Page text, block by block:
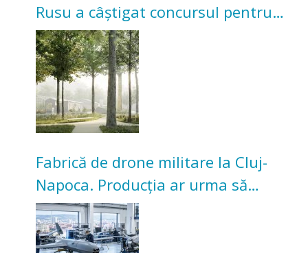
Rusu a câștigat concursul pentru
transformarea Grădinii Casei
Universitarilor
Fabrică de drone militare la Cluj-
Napoca. Producția ar urma să
înceapă în toamna acestui an